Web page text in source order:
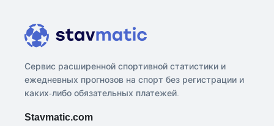
Сервис расширенной спортивной статистики и
ежедневных прогнозов на спорт без регистрации и
каких-либо обязательных платежей.
Stavmatic.com